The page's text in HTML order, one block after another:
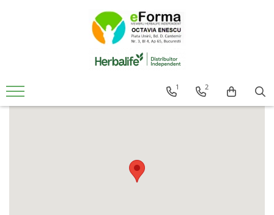
Slabire Sanatoasa Rapida
Ingrasare Sanatoasa Rapida
1 2